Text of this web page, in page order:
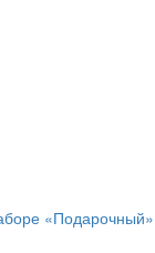
«Подарочный»